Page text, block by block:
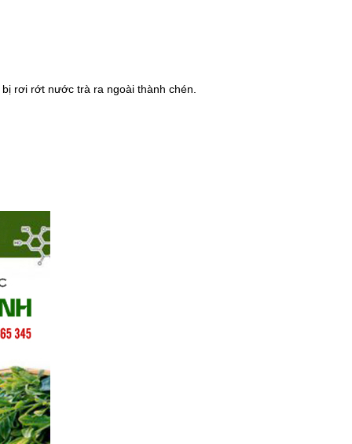
rơi rớt nước trà ra ngoài thành chén.